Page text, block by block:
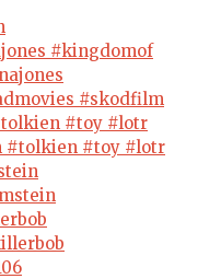
#kingdomof
#toy #lotr